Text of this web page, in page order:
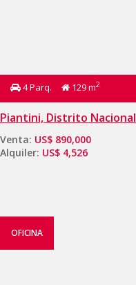
4 Parq. 129 m2
Piantini, Distrito Nacional
Venta: US$ 890,000
Alquiler: US$ 4,526
OFICINA